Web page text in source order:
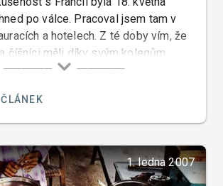
po válce. Pracoval jsem tam v
a hotelech. Z té doby vím, že
číšníci měli díky svým kolegům
Francii před válkou tu nejlepší pověst.
1. ledna 2007